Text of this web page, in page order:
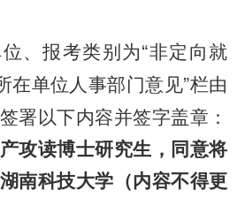
、报考类别为“非定向就
在单位人事部门意见”栏由
署以下内容并签字盖章：
攻读博士研究生，同意将
南科技大学（内容不得更